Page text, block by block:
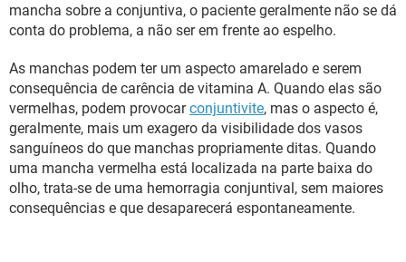
mancha sobre a conjuntiva, o paciente geralmente não se dá
conta do problema, a não ser em frente ao espelho.
As manchas podem ter um aspecto amarelado e serem
consequência de carência de vitamina A. Quando elas são
vermelhas, podem provocarconjuntivite, mas o aspecto é,
geralmente, mais um exagero da visibilidade dos vasos
sanguíneos do que manchas propriamente ditas. Quando
uma mancha vermelha está localizada na parte baixa do
olho, trata-se de uma hemorragia conjuntival, sem maiores
consequências e que desaparecerá espontaneamente.